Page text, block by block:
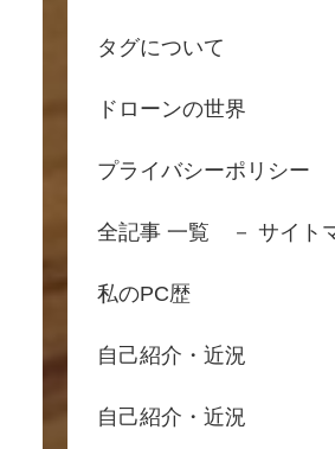
タグについて
ドローンの世界
プライバシーポリシー
全記事 一覧 － サイト
私のPC歴
自己紹介・近況
自己紹介・近況